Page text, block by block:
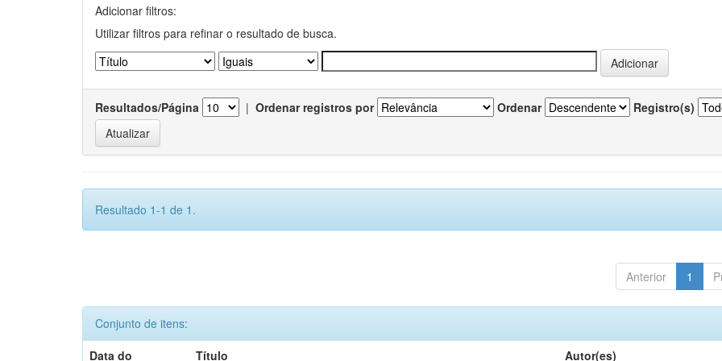
Adicionar filtros:
Utilizar filtros para refinar o resultado de busca.
Resultados/Página | Ordenar registros por Ordenar Registro(s)
Resultado 1-1 de 1.
Anterior 1
Conjunto de itens:
Data do
Título Autor(es)